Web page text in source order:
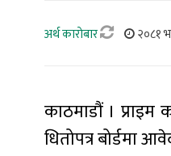
अर्थ काराेबार २०८१
काठमाडौं ।
धितोपत्र बोर्डमा